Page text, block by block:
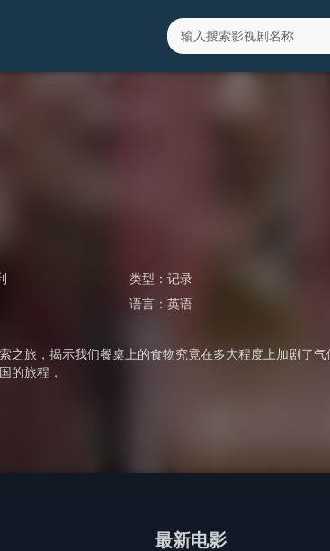
类型： 记录
语言： 英语
旅，揭示我们餐桌上的食物究竟在多大程度上加剧了
的旅程，
最新电影